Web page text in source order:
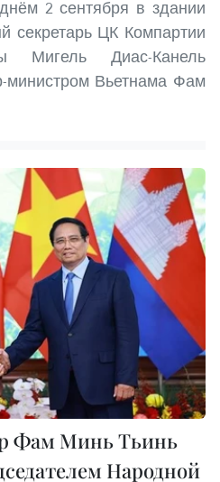
2 сентября в здании
секретарь ЦК Компартии
Мигель Диас-Канель
министром Вьетнама Фам
Фам Минь Тьинь
Народной